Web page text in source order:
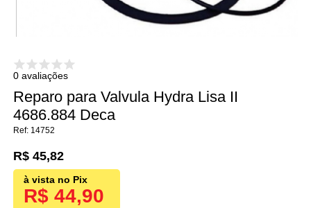
0 avaliações
Reparo para Valvula Hydra Lisa II
4686.884 Deca
14752
R$ 44,90
R$ 45,82